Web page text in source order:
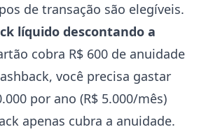
de transação são elegíveis.
líquido descontando a
cobra R$ 600 de anuidade
você precisa gastar
por ano (R$ 5.000/mês)
apenas cubra a anuidade.